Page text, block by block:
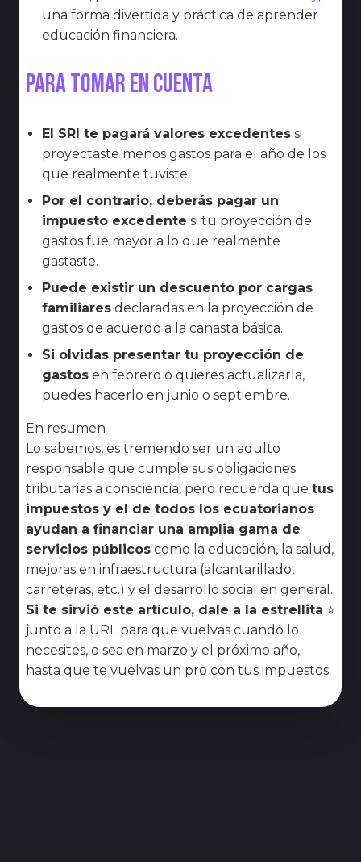
una forma divertida y práctica de aprender
educación financiera.
Para tomar en cuenta
El SRI te pagará valores excedentes si
proyectaste menos gastos para el año de los
que realmente tuviste.
Por el contrario, deberás pagar un
impuesto excedente si tu proyección de
gastos fue mayor a lo que realmente
gastaste.
Puede existir un descuento por cargas
familiares declaradas en la proyección de
gastos de acuerdo a la canasta básica.
Si olvidas presentar tu proyección de
gastos en febrero o quieres actualizarla,
puedes hacerlo en junio o septiembre.
En resumen
Lo sabemos, es tremendo ser un adulto
responsable que cumple sus obligaciones
tributarias a consciencia, pero recuerda que tus
impuestos y el de todos los ecuatorianos
ayudan a financiar una amplia gama de
servicios públicos como la educación, la salud,
mejoras en infraestructura (alcantarillado,
carreteras, etc.) y el desarrollo social en general.
Si te sirvió este artículo, dale a la estrellita ⭐
junto a la URL para que vuelvas cuando lo
necesites, o sea en marzo y el próximo año,
hasta que te vuelvas un pro con tus impuestos.